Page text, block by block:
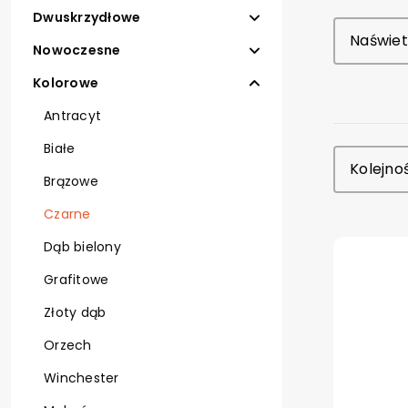
Kolorowe
Polstar
Nova 72
Nova 72
Dwuskrzydłowe
Nowoczesne
Kolorowe
Antracyt
Białe
Brązowe
Czarne
Dąb bielony
Grafitowe
Złoty dąb
Orzech
Winchester